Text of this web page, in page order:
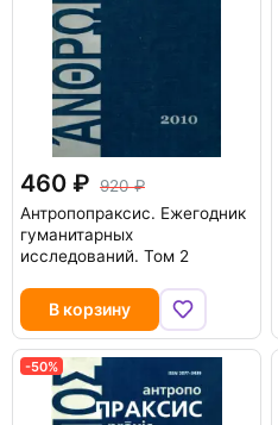
460
920
Антропопраксис. Ежегодник
гуманитарных
исследований. Том 2
В корзину
-50%